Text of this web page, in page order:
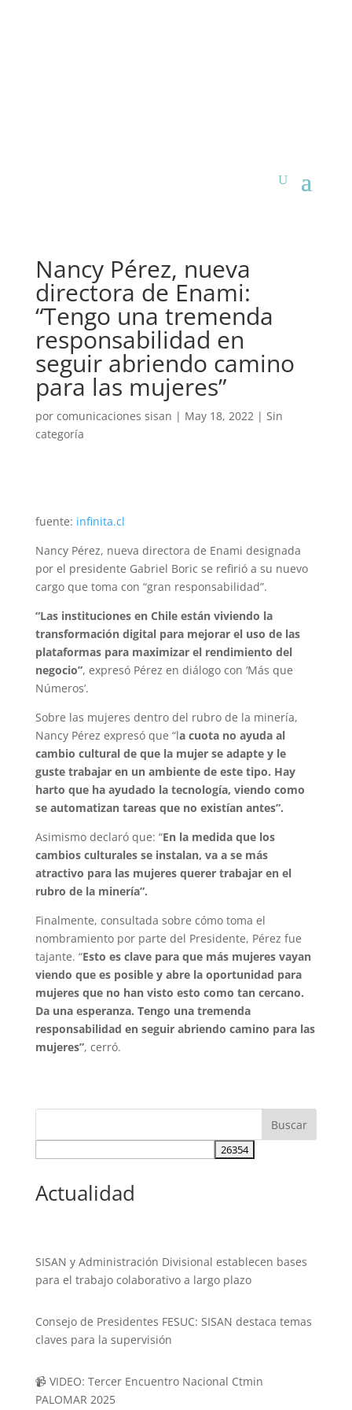
Nancy Pérez, nueva
directora de Enami:
“Tengo una tremenda
responsabilidad en
seguir abriendo camino
para las mujeres”
por comunicaciones sisan | May 18, 2022| Sin
categoría
fuente: infinita.cl
Nancy Pérez, nueva directora de Enami designada
por el presidente Gabriel Boric se refirió a su nuevo
cargo que toma con “gran responsabilidad”.
“Las instituciones en Chile están viviendo la
transformación digital para mejorar el uso de las
plataformas para maximizar el rendimiento del
negocio”, expresó Pérez en diálogo con ‘Más que
Números’.
Sobre las mujeres dentro del rubro de la minería,
Nancy Pérez expresó que “la cuota no ayuda al
cambio cultural de que la mujer se adapte y le
guste trabajar en un ambiente de este tipo. Hay
harto que ha ayudado la tecnología, viendo como
se automatizan tareas que no existían antes”.
Asimismo declaró que: “En la medida que los
cambios culturales se instalan, va a se más
atractivo para las mujeres querer trabajar en el
rubro de la minería”.
Finalmente, consultada sobre cómo toma el
nombramiento por parte del Presidente, Pérez fue
tajante. “Esto es clave para que más mujeres vayan
viendo que es posible y abre la oportunidad para
mujeres que no han visto esto como tan cercano.
Da una esperanza. Tengo una tremenda
responsabilidad en seguir abriendo camino para las
mujeres”, cerró.
Actualidad
SISAN y Administración Divisional establecen bases
para el trabajo colaborativo a largo plazo
Consejo de Presidentes FESUC: SISAN destaca temas
claves para la supervisión
📹 VIDEO: Tercer Encuentro Nacional Ctmin
PALOMAR 2025